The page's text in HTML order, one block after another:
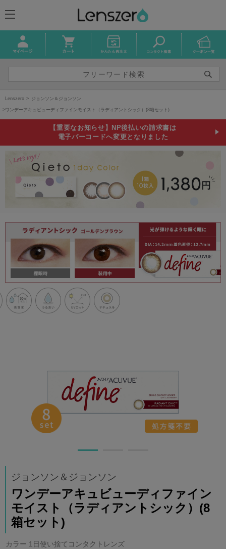
Lenszero ジョンソン＆ジョンソン
ワンデーアキュビューディファインモイスト（ラディアントシック）(8箱セット)
【重要なお知らせ】NP後払いの請求書は
電子バーコードへ変更となりました
ジョンソン＆ジョンソン
ワンデーアキュビューディファイン
モイスト（ラディアントシック）(8
箱セット)
カラー 1日使い捨てコンタクトレンズ